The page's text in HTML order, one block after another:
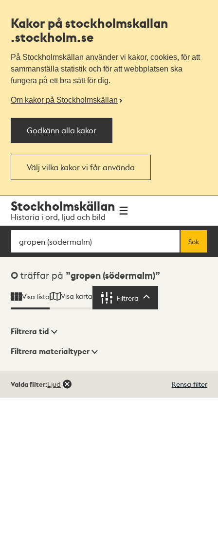
Kakor på stockholmskallan
.stockholm.se
På Stockholmskällan använder vi kakor, cookies, för att
sammanställa statistik och för att webbplatsen ska
fungera på ett bra sätt för dig.
Om kakor på Stockholmskällan
Godkänn alla kakor
Välj vilka kakor vi får använda
navigationen
huvudinnehållet
Stockholmskällan
Historia i ord, ljud och bild
Sök
Sök
Sökresultat
0 träffar på gropen (södermalm)
Visa lista Visa karta Filtrera
Visningsläge
Filtrera tid
Filtrera materialtyper
träffar
Valda filter:Ljud Rensa filter